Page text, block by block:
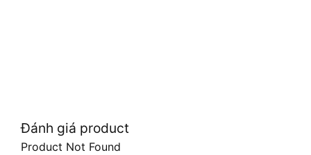
Đánh giá product
Product Not Found